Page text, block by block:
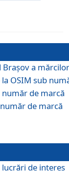
Brașov a mărcilor
la OSIM sub
de marcă
de marcă
de interes